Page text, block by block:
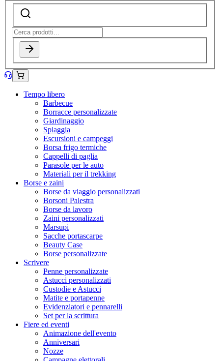
Tempo libero
Barbecue
Borracce personalizzate
Giardinaggio
Spiaggia
Escursioni e campeggi
Borsa frigo termiche
Cappelli di paglia
Parasole per le auto
Materiali per il trekking
Borse e zaini
Borse da viaggio personalizzati
Borsoni Palestra
Borse da lavoro
Zaini personalizzati
Marsupi
Sacche portascarpe
Beauty Case
Borse personalizzate
Scrivere
Penne personalizzate
Astucci personalizzati
Custodie e Astucci
Matite e portapenne
Evidenziatori e pennarelli
Set per la scrittura
Fiere ed eventi
Animazione dell'evento
Anniversari
Nozze